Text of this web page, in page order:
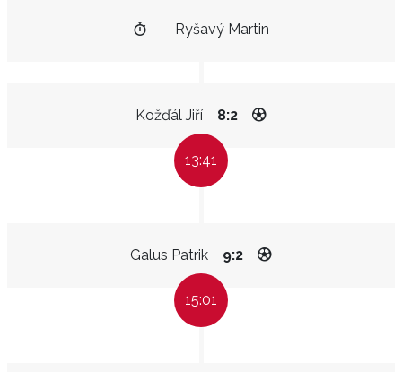
Ryšavý Martin
Kožďál Jiří 8:2
13:41
Galus Patrik 9:2
15:01